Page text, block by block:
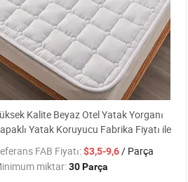
Kalite Beyaz Otel Yatak Yorganı
Yatak Koruyucu Fabrika Fiyatı ile
FAB Fiyatı:$3,5-9,6/ Parça
miktar:30 Parça